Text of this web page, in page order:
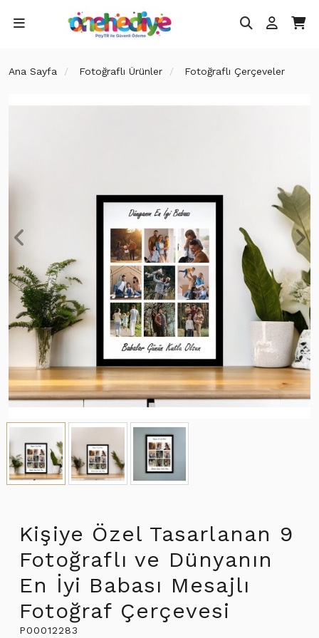
Ana Sayfa Fotoğraflı Ürünler Fotoğraflı Çerçeveler
Kişiye Özel Tasarlanan 9
Fotoğraflı ve Dünyanın
En İyi Babası Mesajlı
Fotoğraf Çerçevesi
P00012283